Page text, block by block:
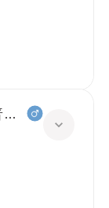
通話)